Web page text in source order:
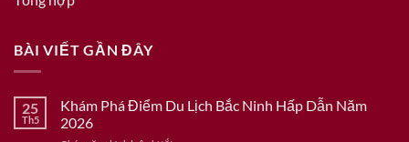
BÀI VIẾT GẦN ĐÂY
25
Th5
Khám Phá Điểm Du Lịch Bắc Ninh Hấp Dẫn Năm
2026